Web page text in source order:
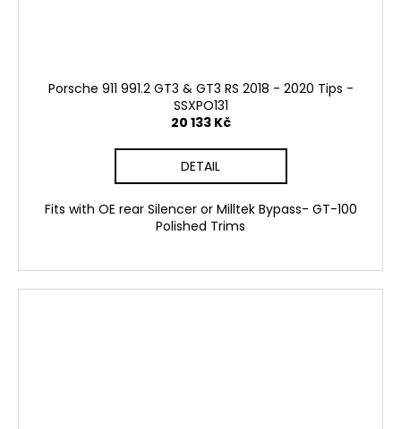
Porsche 911 991.2 GT3 & GT3 RS 2018 - 2020 Tips -
SSXPO131
20 133 Kč
DETAIL
Fits with OE rear Silencer or Milltek Bypass- GT-100
Polished Trims